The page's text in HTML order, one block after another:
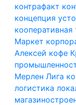
контрафакт
концепция
кооперативная
Маркет
Алексей кофе
Мерлен Лига
логистика